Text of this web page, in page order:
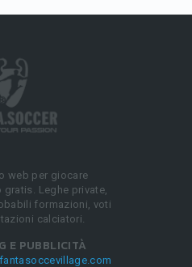
web per giocare
Leghe private,
formazioni, voti
calciatori.
E PUBBLICITÀ